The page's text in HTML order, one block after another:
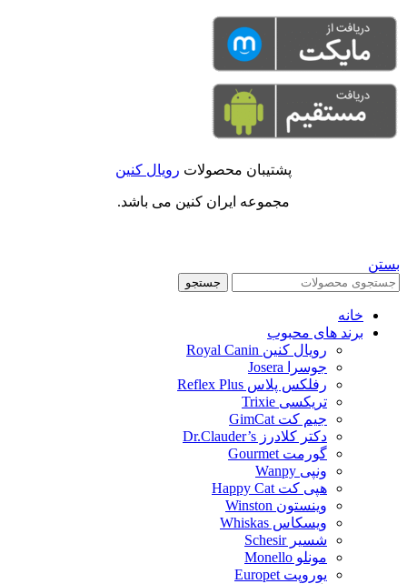
پشتیبان محصولات رویال کنین
مجموعه ایران کنین می باشد.
بستن
جستجو
خانه
برند های محبوب
رویال کنین Royal Canin
جوسرا Josera
رفلکس پلاس Reflex Plus
تریکسی Trixie
جیم کت GimCat
دکتر کلادرز Dr.Clauder’s
گورمت Gourmet
ونپی Wanpy
هپی کت Happy Cat
وینستون Winston
ویسکاس Whiskas
شسیر Schesir
مونلو Monello
یوروپت Europet